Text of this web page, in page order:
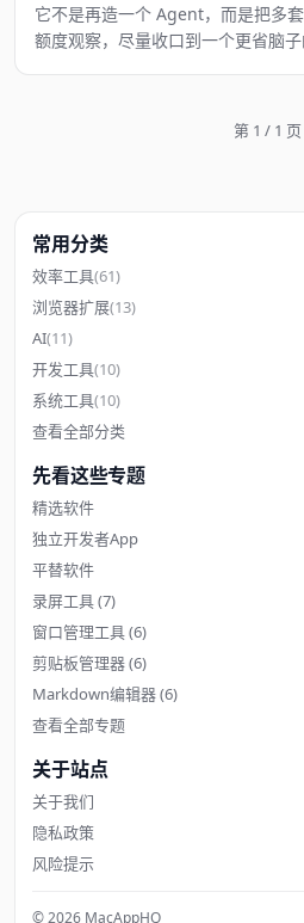
它不是再造一个 Agent，而是把多
额度观察，尽量收口到一个更省脑子
第 1 / 1 页
常用分类
效率工具(61)
浏览器扩展(13)
AI(11)
开发工具(10)
系统工具(10)
查看全部分类
先看这些专题
精选软件
独立开发者App
平替软件
录屏工具(7)
窗口管理工具(6)
剪贴板管理器(6)
Markdown编辑器(6)
查看全部专题
关于站点
关于我们
隐私政策
风险提示
© 2026 MacAppHQ